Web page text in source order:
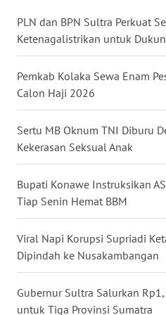
PLN dan BPN Sultra Perkuat
Ketenagalistrikan untuk
Pemkab Kolaka Sewa Enam
Calon Haji 2026
Sertu MB Oknum TNI Diburu
Kekerasan Seksual Anak
Bupati Konawe Instruksikan
Tiap Senin Hemat BBM
Viral Napi Korupsi Supriadi
Dipindah ke Nusakambangan
Gubernur Sultra Salurkan
untuk Tiga Provinsi Sumatra
KALTARA
WN
KALSEL
WN
KALTIM
WN
SULSEL
WN
GORONTALO
WN
SULUT